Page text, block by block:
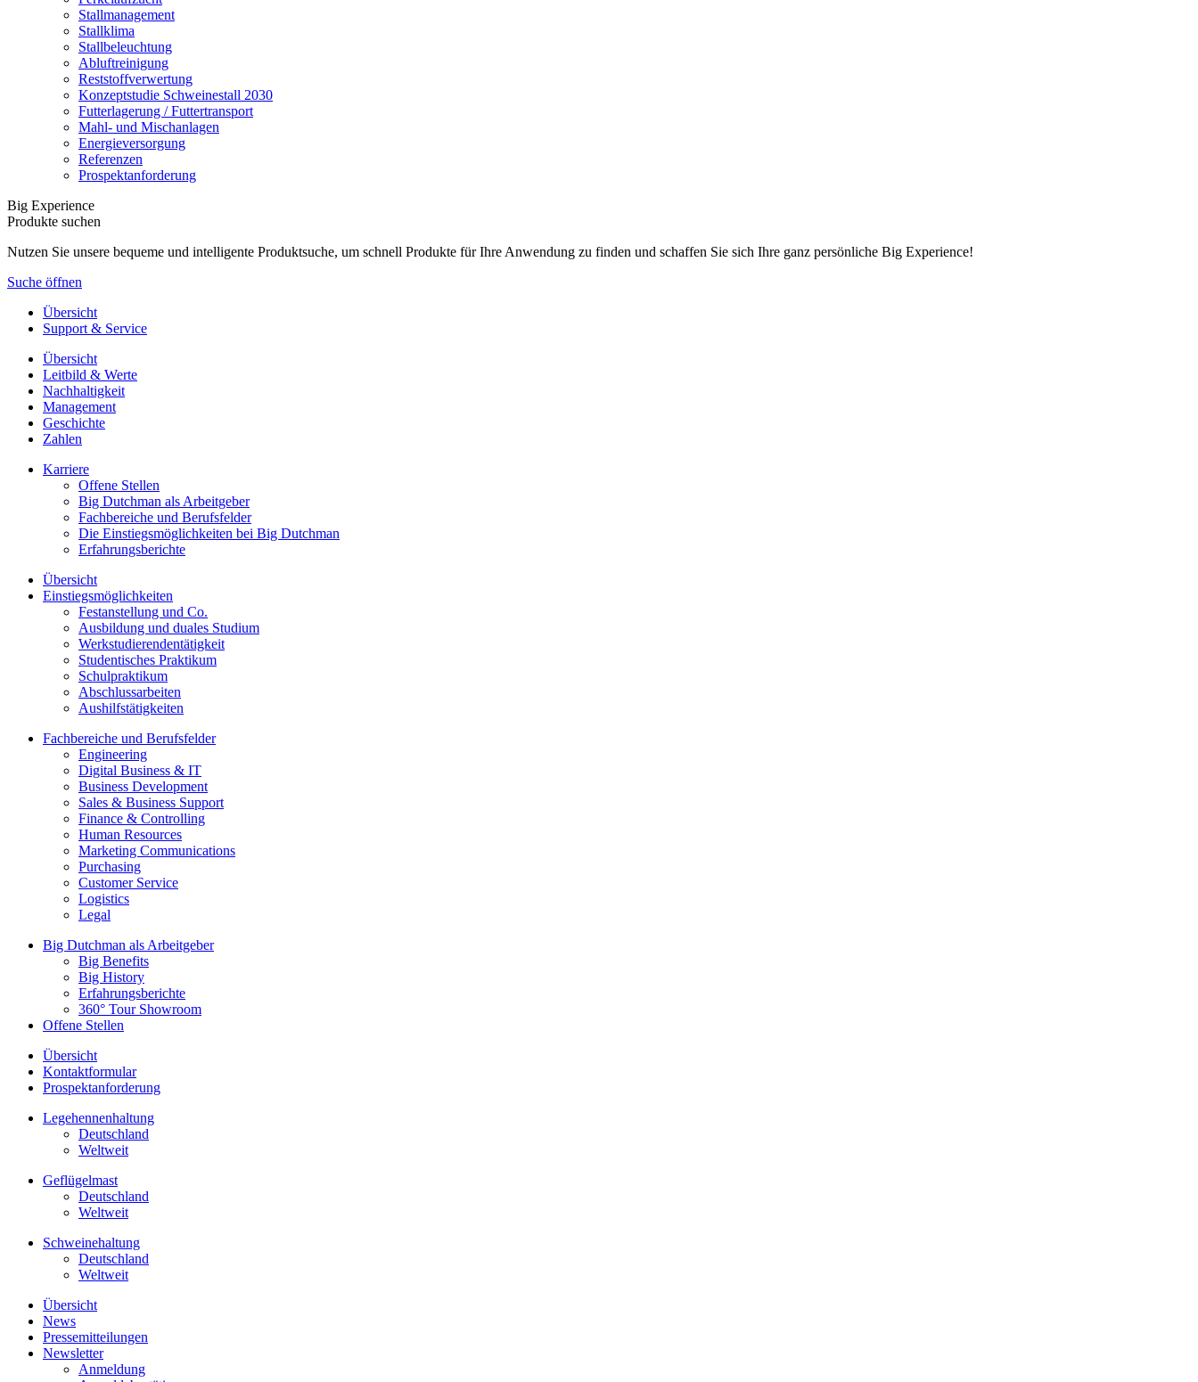
Stallmanagement
Stallklima
Stallbeleuchtung
Abluftreinigung
Reststoffverwertung
Konzeptstudie Schweinestall 2030
Futterlagerung / Futtertransport
Mahl- und Mischanlagen
Energieversorgung
Referenzen
Prospektanforderung
Big Experience
Produkte suchen
Nutzen Sie unsere bequeme und intelligente Produktsuche, um schnell Produkte für Ihre Anwendung zu finden und schaffen Sie sich Ihre ganz persönliche Big Experience!
Suche öffnen
Übersicht
Support & Service
Übersicht
Leitbild & Werte
Nachhaltigkeit
Management
Geschichte
Zahlen
Karriere
Offene Stellen
Big Dutchman als Arbeitgeber
Fachbereiche und Berufsfelder
Die Einstiegsmöglichkeiten bei Big Dutchman
Erfahrungsberichte
Übersicht
Einstiegsmöglichkeiten
Festanstellung und Co.
Ausbildung und duales Studium
Werkstudierendentätigkeit
Studentisches Praktikum
Schulpraktikum
Abschlussarbeiten
Aushilfstätigkeiten
Fachbereiche und Berufsfelder
Engineering
Digital Business & IT
Business Development
Sales & Business Support
Finance & Controlling
Human Resources
Marketing Communications
Purchasing
Customer Service
Logistics
Legal
Big Dutchman als Arbeitgeber
Big Benefits
Big History
Erfahrungsberichte
360° Tour Showroom
Offene Stellen
Übersicht
Kontaktformular
Prospektanforderung
Legehennenhaltung
Deutschland
Weltweit
Geflügelmast
Deutschland
Weltweit
Schweinehaltung
Deutschland
Weltweit
Übersicht
News
Pressemitteilungen
Newsletter
Anmeldung